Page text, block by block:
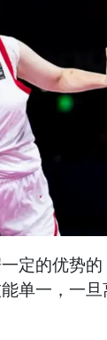
定的优势
单一，一